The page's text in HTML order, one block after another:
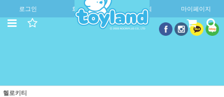
로그인 회원가입 주문조회 마이페이지
헬로키티